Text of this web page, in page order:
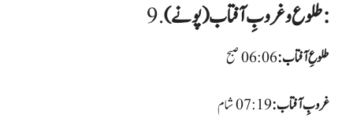
9. طلوع و غروبِ آفتاب (پونے):
طلوعِ آفتاب:
غروبِ آفتاب: